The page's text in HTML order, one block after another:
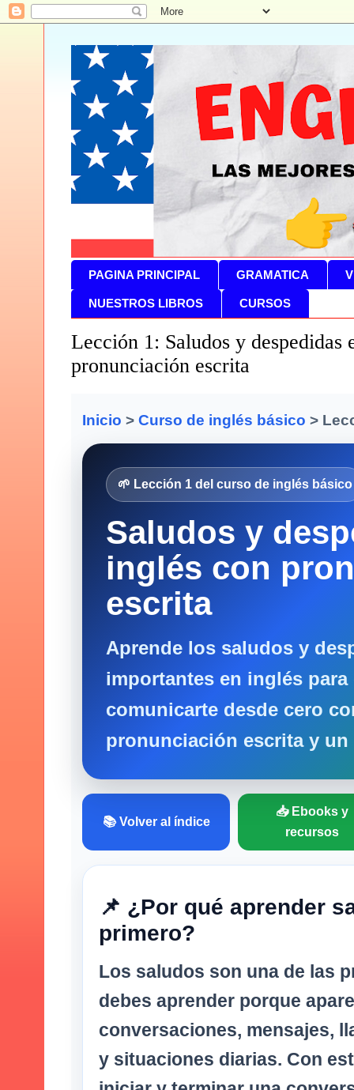
PAGINA PRINCIPAL GRAMATICA
NUESTROS LIBROS CURSOS
Lección 1: Saludos y despedidas
pronunciación escrita
Inicio > Curso de inglés básico >
🌱 Lección 1 del curso de inglés básico
Saludos y
inglés con
escrita
Aprende los saludos y
importantes en inglés para
comunicarte desde cero
pronunciación escrita y
📚 Volver al índice
📥 Ebooks y
recursos
📌 ¿Por qué aprender
primero?
Los saludos son una de las
debes aprender porque
conversaciones, mensajes,
y situaciones diarias. Con